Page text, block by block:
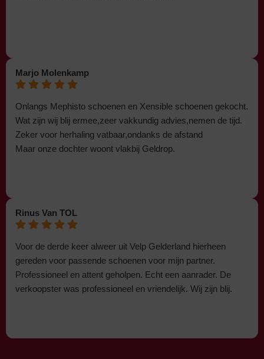
Marjo Molenkamp
Onlangs Mephisto schoenen en Xensible schoenen gekocht.
Wat zijn wij blij ermee,zeer vakkundig advies,nemen de tijd.
Zeker voor herhaling vatbaar,ondanks de afstand
Maar onze dochter woont vlakbij Geldrop.
Rinus Van TOL
Voor de derde keer alweer uit Velp Gelderland hierheen
gereden voor passende schoenen voor mijn partner.
Professioneel en attent geholpen. Echt een aanrader. De
verkoopster was professioneel en vriendelijk. Wij zijn blij.